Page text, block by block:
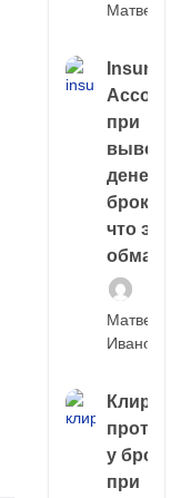
Матвей
Account
при
выводе
денег у
что это,
обман?
Матвей
Иванов
Клиринг
у
при